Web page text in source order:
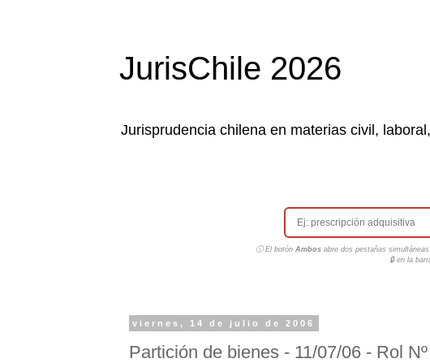
JurisChile 2026
Jurisprudencia chilena en materias civil,
ⓘ El botón Ambosabre dos pestañas
🔒 en la
viernes, 14 de julio de 2006
Partición de bienes - 11/07/06 - Rol